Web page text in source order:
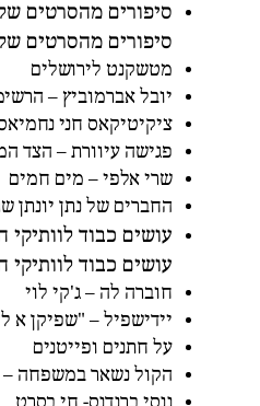
סיפורים מהסרטים
סיפורים מהסרטים
מטשקנט לירושלים
יובל אברמוביץ –
ציקיטיקאס חני
פגישה עיוורת – הצד
שרי אלפי – מים חמים
החברים של נתן יונתן
עושים כבוד
עושים כבוד
חוברה לה – ג'קי לוי
יידישפיל – "שפיקן א
על חתנים ופייטנים
הקול נשאר במשפחה